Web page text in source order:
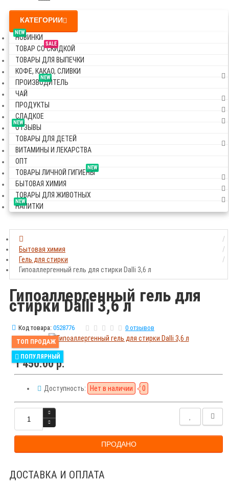
КАТЕГОРИИ
NEW
НОВИНКИ
SALE
ТОВАР СО СКИДКОЙ
ТОВАРЫ ДЛЯ ВЫПЕЧКИ
КОФЕ, КАКАО, СЛИВКИ
NEW
ПРОИЗВОДИТЕЛЬ
ЧАЙ
ПРОДУКТЫ
СЛАДКОЕ
NEW
ОТЗЫВЫ
ТОВАРЫ ДЛЯ ДЕТЕЙ
ВИТАМИНЫ И ЛЕКАРСТВА
ОПТ
NEW
ТОВАРЫ ЛИЧНОЙ ГИГИЕНЫ
БЫТОВАЯ ХИМИЯ
ТОВАРЫ ДЛЯ ЖИВОТНЫХ
NEW
НАПИТКИ
Бытовая химия
Гель для стирки
Гипоаллергенный гель для стирки Dalli 3,6 л
Гипоаллергенный гель для
стирки Dalli 3,6 л
Код товара: 0528776 0 отзывов
ТОП ПРОДАЖ
ПОПУЛЯРНЫЙ
1 450.00 р.
Доступность: Нет в наличии 0
ПРОДАНО
ДОСТАВКА И ОПЛАТА